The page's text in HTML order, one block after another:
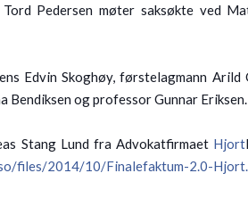
Pedersen møter saksøkte ved
Edvin Skoghøy, førstelagmann Arild
Bendiksen og professor Gunnar
Stang Lund fra Advokatfirmaet Hjort
files/2014/10/Finalefaktum-2.0-